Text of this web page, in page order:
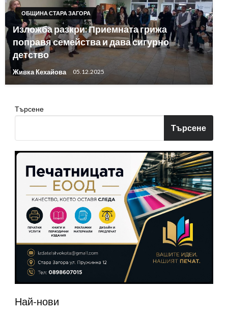
ОБЩИНА СТАРА ЗАГОРА
Изложба разкри: Приемната грижа
поправя семейства и дава сигурно
детство
Живка Кехайова 05.12.2025
Търсене
Търсене
Най-нови